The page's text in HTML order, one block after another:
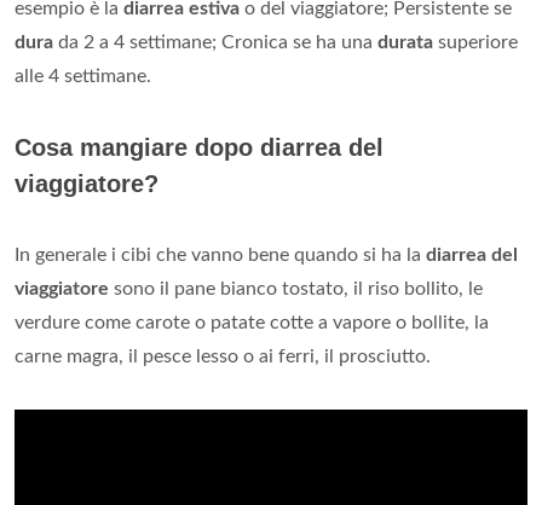
esempio è la diarrea estiva o del viaggiatore; Persistente se
dura da 2 a 4 settimane; Cronica se ha una durata superiore
alle 4 settimane.
Cosa mangiare dopo diarrea del
viaggiatore?
In generale i cibi che vanno bene quando si ha la diarrea del
viaggiatore sono il pane bianco tostato, il riso bollito, le
verdure come carote o patate cotte a vapore o bollite, la
carne magra, il pesce lesso o ai ferri, il prosciutto.